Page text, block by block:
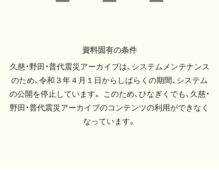
資料固有の条件
久慈・野田・普代震災アーカイブは、システムメンテナンス
のため、令和３年４月１日からしばらくの期間、システム
の公開を停止しています。 このため、ひなぎくでも、久慈・
野田・普代震災アーカイブのコンテンツの利用ができなく
なっています。